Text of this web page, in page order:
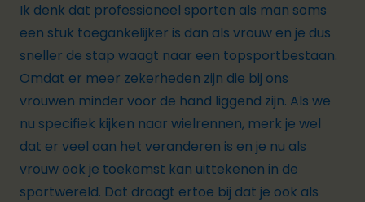
Ik denk dat professioneel sporten als man soms
een stuk toegankelijker is dan als vrouw en je dus
sneller de stap waagt naar een topsportbestaan.
Omdat er meer zekerheden zijn die bij ons
vrouwen minder voor de hand liggend zijn. Als we
nu specifiek kijken naar wielrennen, merk je wel
dat er veel aan het veranderen is en je nu als
vrouw ook je toekomst kan uittekenen in de
sportwereld. Dat draagt ertoe bij dat je ook als